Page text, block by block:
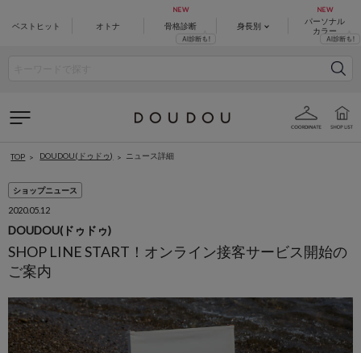
ベストヒット オトナ 骨格診断 身長別
パーソナル
カラー
TOP DOUDOU(ドゥドゥ) ニュース詳細
ショップニュース
2020.05.12
DOUDOU(ドゥドゥ)
SHOP LINE START！オンライン接客サービス開始の
ご案内